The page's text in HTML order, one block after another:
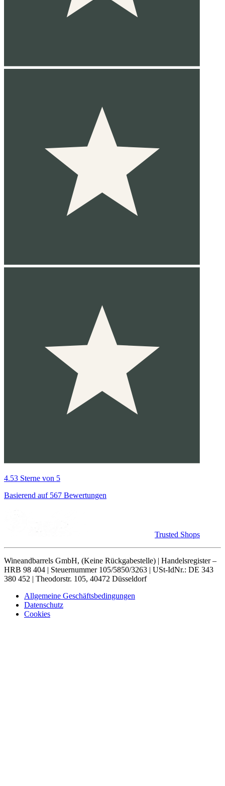
4.53 Sterne von 5
Basierend auf 567 Bewertungen
Trusted Shops
Wineandbarrels GmbH, (Keine Rückgabestelle) | Handelsregister –
HRB 98 404 | Steuernummer 105/5850/3263 | USt-IdNr.: DE 343
380 452 | Theodorstr. 105, 40472 Düsseldorf
Allgemeine Geschäftsbedingungen
Datenschutz
Cookies